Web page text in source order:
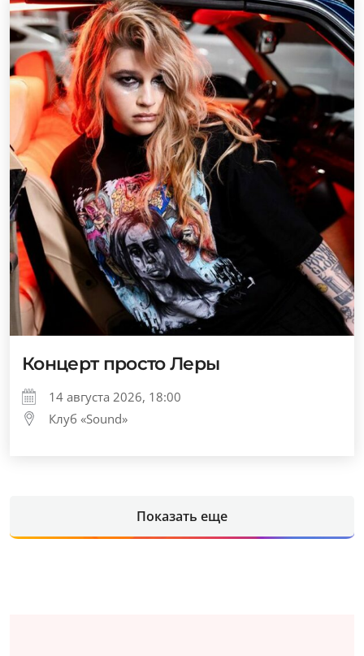
Концерт просто Леры
14 августа 2026, 18:00
Клуб «Sound»
Показать еще